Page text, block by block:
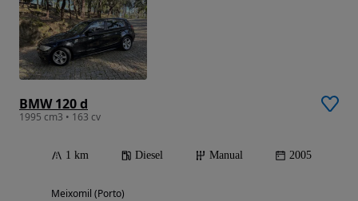
BMW 120 d
1995 cm3 • 163 cv
1 km Diesel Manual 2005
Meixomil (Porto)